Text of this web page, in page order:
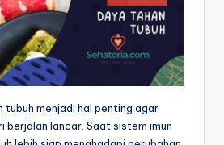
tubuh menjadi hal penting agar
lancar. Saat sistem imun